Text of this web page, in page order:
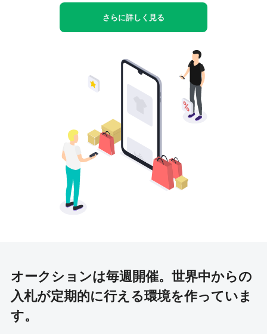
さらに詳しく見る
オークションは毎週開催。 世界中からの
入札が定期的に行える環境を作っていま
す。